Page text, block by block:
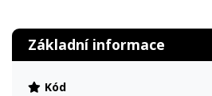
Základní informace
Kód